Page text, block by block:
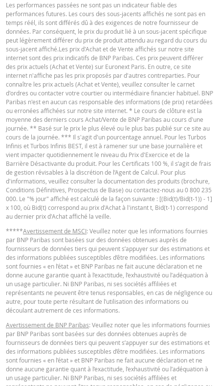
PÉRIODE
1 Jour 1 Semaine 1 An
SITUATION
ACTUELLE
NOUVELLE
SITUATION
Cours de
référence
41,715 -
Niveau de
financement
59,328 -
Barrière
désactivante
56,36 -
Levier 2,35
-
Valeur du
portefeuille
(EUR)
1,52 -
Turbos Infinis
(EUR)
1,52 -
Les résultats du simulateur sont proposés à titre indicatif uniquement. Ils ne
peuvent faire l’objet d’une opération ou d’un engagement d’une entité du
BNP Paribas n’agit pas en tant que conseiller juridique ou fiscal, comptable
conseiller en investissement et n’a aucune obligation de fiduciaire à votre
en ce qui concerne le calculateur et / ou en relation avec des transactions
des produits émis par BNP Paribas ou d’autres transactions connexes. Vous
pouvez pas compter sur BNP Paribas pour des conseils en investissement
des recommandations de quelque nature que ce soit. Bien que les prix
Français (France)
FINAL TERMS
Français (France)
CONDITIONS DÉFINITIVES RÉSUMÉ
Français (France)
KEY INFORMATION DOCUMENTS
Key Information Document (FR)
QUOTES
Latest Product Quotes CSV
Les performances passées ne sont pas un indicateur fiable des
performances futures. Les cours des sous-jacents affichés ne sont pas en
temps réél, ils sont différés dû à des exigences de notre fournisseur de
données. Par conséquent, le prix du produit lié à un sous-jacent spécifique
peut légèrement différer du prix de produit attendu au regard du cours du
sous-jacent affiché.Les prix d'Achat et de Vente affichés sur notre site
internet sont des prix indicatifs de BNP Paribas. Ces prix peuvent différer
des prix actuels (Achat et Vente) sur Euronext Paris. En outre, ce site
internet n'affiche pas les prix proposés par d'autres contreparties. Pour
connaître les prix actuels (Achat et Vente), veuillez consulter le carnet
d'ordres ou contacter votre courtier ou intermédiaire financier habituel. BNP
Paribas n'est en aucun cas responsable des informations (de prix) retardées
ou erronées affichées sur notre site internet. * Le cours de clôture est la
moyenne des derniers cours Achat/Vente de BNP Paribas au cours d'une
journée. ** Basé sur le prix le plus élevé ou le plus bas publié sur ce site au
cours de la journée. *** Il s'agit d'un pourcentage annuel. Pour les Turbos
Infinis et Turbos Infinis BEST, il est à ramener sur une base journalière et
vient impacter quotidiennement le niveau du Prix d'Exercice et de la
Barrière Désactivante du produit. Pour les Certificats 100 %, il s’agit de frais
de gestion révisables à la discrétion de l’Agent de Calcul. Pour plus
d'informations, veuillez consulter la documentation des produits (brochure,
Conditions Définitives, Prospectus de Base) ou contactez-nous au 0 800 235
000. Le "% jour" affiché est calculé de la façon suivante : [(Bid(t)/Bid(t-1)) - 1]
x 100, où Bid(t) correspond au prix d'Achat à l'instant t, Bid(t-1) correspond
au dernier prix d'Achat affiché la veille.
*****Avertissement de MSCI: Veuillez noter que les informations fournies
par BNP Paribas sont basées sur des données obtenues auprès de
fournisseurs de données tiers qui peuvent s’appuyer sur des estimations et
des informations publiées susceptibles d’être modifiées. Les informations
sont fournies « en l’état » et BNP Paribas ne fait aucune déclaration et ne
donne aucune garantie quant à l’exactitude, l’exhaustivité ou l’adéquation à
un usage particulier. Ni BNP Paribas, ni ses sociétés affiliées et
représentants ne peuvent être tenus responsables, en cas de négligence ou
autre, pour toute perte résultant de l’utilisation des informations ou
découlant autrement de ces informations.
Avertissement de BNP Paribas: Veuillez noter que les informations fournies
par BNP Paribas sont basées sur des données obtenues auprès de
fournisseurs de données tiers qui peuvent s’appuyer sur des estimations et
des informations publiées susceptibles d’être modifiées. Les informations
sont fournies « en l’état » et BNP Paribas ne fait aucune déclaration et ne
donne aucune garantie quant à l’exactitude, l’exhaustivité ou l’adéquation à
un usage particulier. Ni BNP Paribas, ni ses sociétés affiliées et